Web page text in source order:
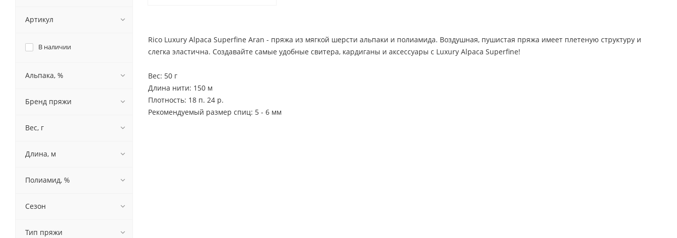
Rico Luxury Alpaca Superfine Aran - пряжа из мягкой шерсти альпаки и полиамида. Воздушная, пушистая пряжа имеет плетеную структуру и
слегка эластична. Создавайте самые удобные свитера, кардиганы и аксессуары с Luxury Alpaca Superfine!
Вес: 50 г
Длина нити: 150 м
Плотность: 18 п. 24 р.
Рекомендуемый размер спиц: 5 - 6 мм
Артикул
В наличии
Альпака, %
Бренд пряжи
Вес, г
Длина, м
Полиамид, %
Сезон
Тип пряжи